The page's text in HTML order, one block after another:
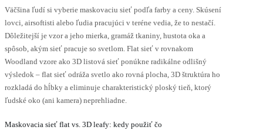
Väčšina ľudí si vyberie maskovaciu sieť podľa farby a ceny. Skúsení
lovci, airsoftisti alebo ľudia pracujúci v teréne vedia, že to nestačí.
Dôležitejší je vzor a jeho mierka, gramáž tkaniny, hustota oka a
spôsob, akým sieť pracuje so svetlom. Flat sieť v rovnakom
Woodland vzore ako 3D listová sieť ponúkne radikálne odlišný
výsledok – flat sieť odráža svetlo ako rovná plocha, 3D štruktúra ho
rozkladá do hĺbky a eliminuje charakteristický ploský tieň, ktorý
ľudské oko (ani kamera) neprehliadne.
Maskovacia sieť flat vs. 3D leafy: kedy použiť čo